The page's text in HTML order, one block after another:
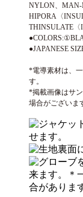
NYLON、MAN-
HIPORA〈
THINSULATE〈
●JAPANESE
*電導素材は、
す。
*掲載画像はサ
場合がございま